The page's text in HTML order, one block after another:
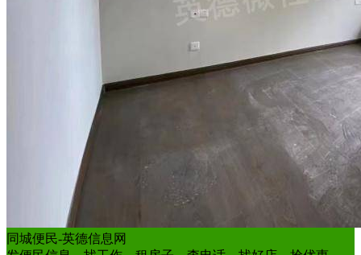
同城便民-英德信息网